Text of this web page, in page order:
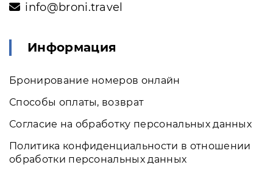
info@broni.travel
Информация
Бронирование номеров онлайн
Способы оплаты, возврат
Согласие на обработку персональных данных
Политика конфиденциальности в отношении
обработки персональных данных